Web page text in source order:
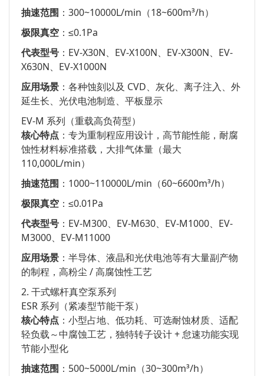
抽速范围 ：300~10000L/min（18~600m³/h）
极限真空 ：≤0.1Pa
代表型号 ：EV-X30N、EV-X100N、EV-X300N、EV-
X630N、EV-X1000N
应用场景 ：各种蚀刻以及 CVD、灰化、离子注入、外
延生长、光伏电池制造、平板显示
EV-M 系列（重载高负荷型）
核心特点 ：专为重制程应用设计，高节能性能，耐腐
蚀性材料标准搭载，大排气体量（最大
110,000L/min）
抽速范围 ：1000~110000L/min（60~6600m³/h）
极限真空 ：≤0.01Pa
代表型号 ：EV-M300、EV-M630、EV-M1000、EV-
M3000、EV-M11000
应用场景 ：半导体、液晶和光伏电池等有大量副产物
的制程，高粉尘 / 高腐蚀性工艺
2. 干式螺杆真空泵系列
ESR 系列（紧凑型节能干泵）
核心特点 ：小型占地、低功耗、可选耐蚀材质、适配
轻负载～中腐蚀工艺，独特转子设计 + 怠速功能实现
节能小型化
抽速范围 ：500~5000L/min（30~300m³/h）